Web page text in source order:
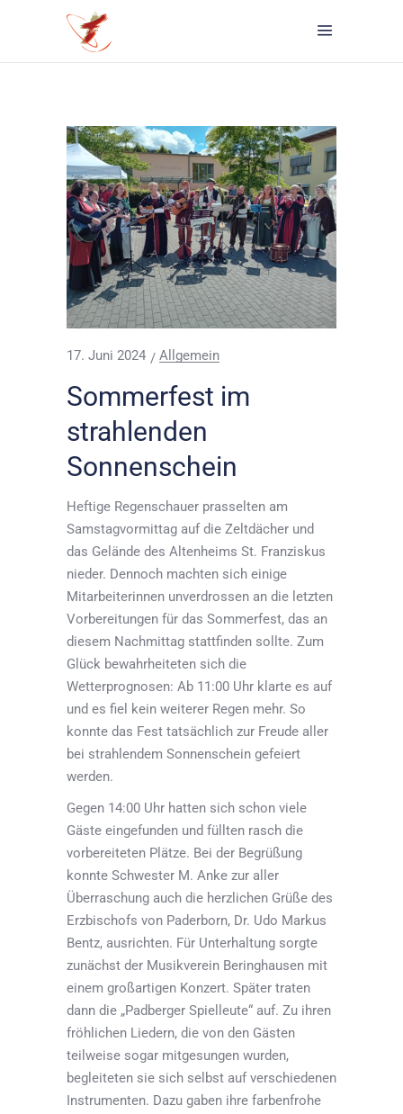
17. Juni 2024 Allgemein
Sommerfest im
strahlenden
Sonnenschein
Heftige Regenschauer prasselten am
Samstagvormittag auf die Zeltdächer und
das Gelände des Altenheims St. Franziskus
nieder. Dennoch machten sich einige
Mitarbeiterinnen unverdrossen an die letzten
Vorbereitungen für das Sommerfest, das an
diesem Nachmittag stattfinden sollte. Zum
Glück bewahrheiteten sich die
Wetterprognosen: Ab 11:00 Uhr klarte es auf
und es fiel kein weiterer Regen mehr. So
konnte das Fest tatsächlich zur Freude aller
bei strahlendem Sonnenschein gefeiert
werden.
Gegen 14:00 Uhr hatten sich schon viele
Gäste eingefunden und füllten rasch die
vorbereiteten Plätze. Bei der Begrüßung
konnte Schwester M. Anke zur aller
Überraschung auch die herzlichen Grüße des
Erzbischofs von Paderborn, Dr. Udo Markus
Bentz, ausrichten. Für Unterhaltung sorgte
zunächst der Musikverein Beringhausen mit
einem großartigen Konzert. Später traten
dann die „Padberger Spielleute“ auf. Zu ihren
fröhlichen Liedern, die von den Gästen
teilweise sogar mitgesungen wurden,
begleiteten sie sich selbst auf verschiedenen
Instrumenten. Dazu gaben ihre farbenfrohe